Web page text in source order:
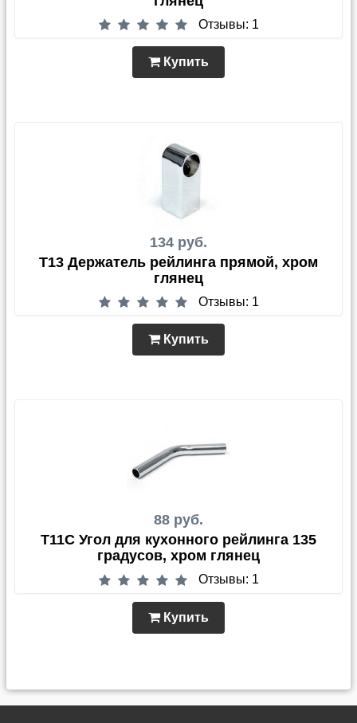
Отзывы: 1
Купить
134 руб.
T13 Держатель рейлинга прямой, хром
глянец
Отзывы: 1
Купить
88 руб.
T11C Угол для кухонного рейлинга 135
градусов, хром глянец
Отзывы: 1
Купить